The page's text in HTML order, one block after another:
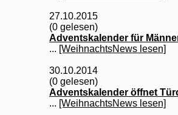
27.10.2015
(0 gelesen)
Adventskalender für
... [WeihnachtsNews lesen]
30.10.2014
(0 gelesen)
Adventskalender öffnet
... [WeihnachtsNews lesen]